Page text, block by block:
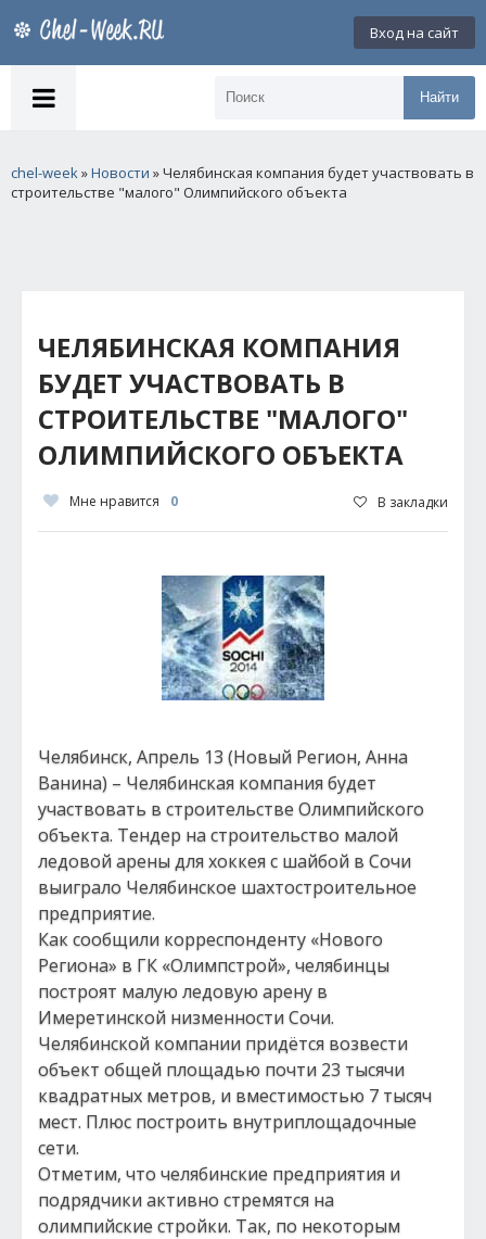
Вход на сайт
Найти
chel-week»Новости » Челябинская компания будет участвовать в
строительстве "малого" Олимпийского объекта
ЧЕЛЯБИНСКАЯ КОМПАНИЯ
БУДЕТ УЧАСТВОВАТЬ В
СТРОИТЕЛЬСТВЕ "МАЛОГО"
ОЛИМПИЙСКОГО ОБЪЕКТА
Мне нравится 0 В закладки
Челябинск, Апрель 13 (Новый Регион, Анна
Ванина) – Челябинская компания будет
участвовать в строительстве Олимпийского
объекта. Тендер на строительство малой
ледовой арены для хоккея с шайбой в Сочи
выиграло Челябинское шахтостроительное
предприятие.
Как сообщили корреспонденту «Нового
Региона» в ГК «Олимпстрой», челябинцы
построят малую ледовую арену в
Имеретинской низменности Сочи.
Челябинской компании придётся возвести
объект общей площадью почти 23 тысячи
квадратных метров, и вместимостью 7 тысяч
мест. Плюс построить внутриплощадочные
сети.
Отметим, что челябинские предприятия и
подрядчики активно стремятся на
олимпийские стройки. Так, по некоторым